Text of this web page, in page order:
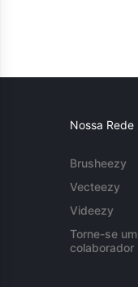
Nossa Rede
Brusheezy
Vecteezy
Videezy
Torne-se um
colaborador